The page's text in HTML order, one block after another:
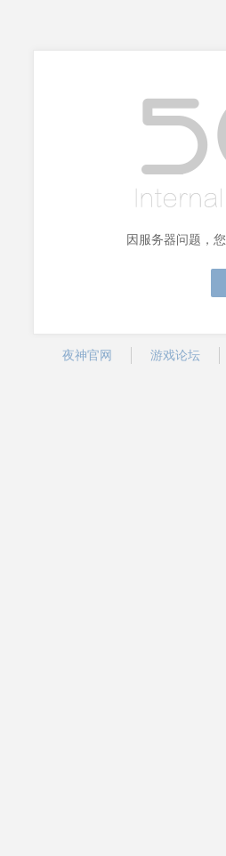
因服务器问题，
夜神官网 游戏论坛